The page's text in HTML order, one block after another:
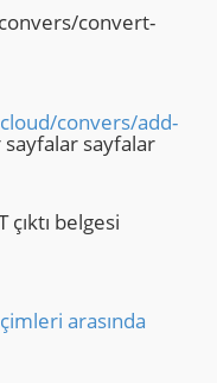
convert-
convers/add-
sayfalar sayfalar
çıktı belgesi
arasında